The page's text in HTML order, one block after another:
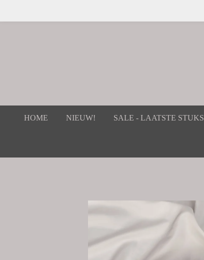
direct
HOME NIEUW! SALE - LAATSTE STUKS